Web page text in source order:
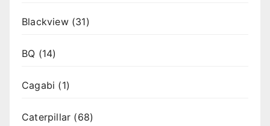
Blackview(31)
BQ (14)
Cagabi (1)
Caterpillar (68)